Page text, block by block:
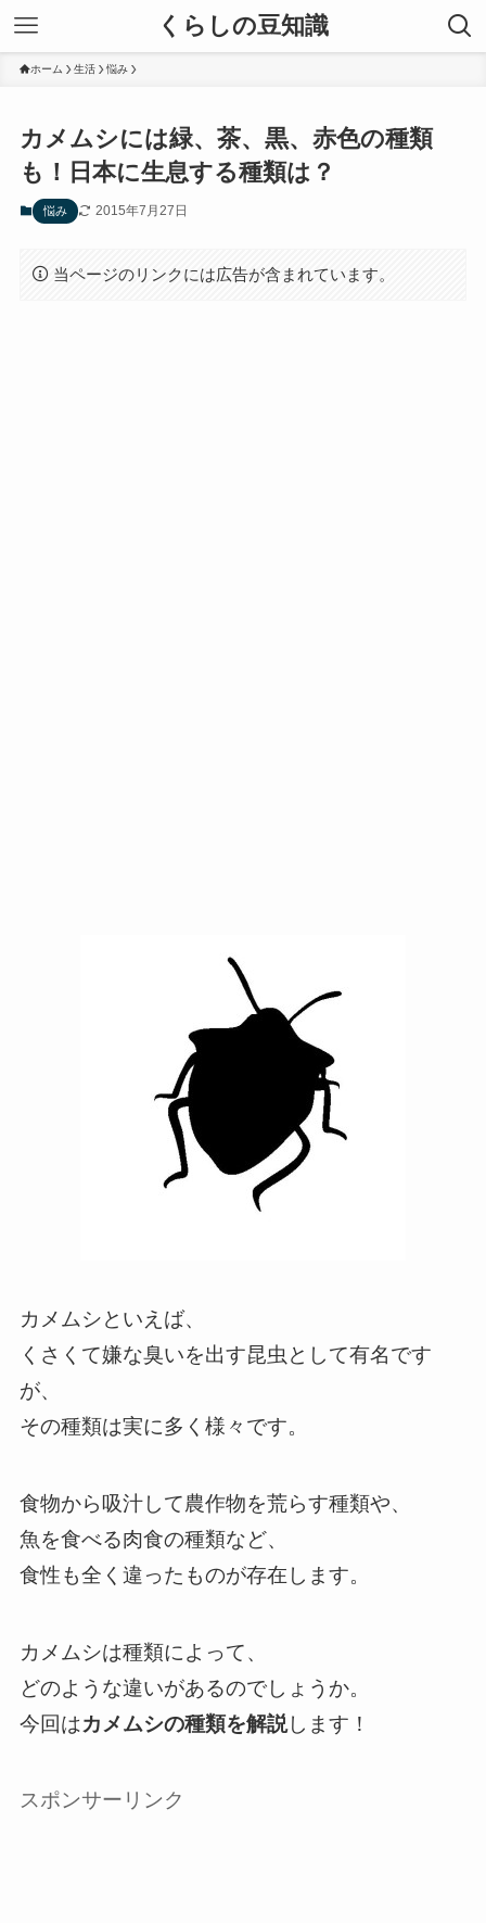
くらしの豆知識
ホーム 生活 悩み
カメムシには緑、茶、黒、赤色の種類
も！日本に生息する種類は？
悩み 2015年7月27日
当ページのリンクには広告が含まれています。
カメムシといえば、
くさくて嫌な臭いを出す昆虫として有名です
が、
その種類は実に多く様々です。
食物から吸汁して農作物を荒らす種類や、
魚を食べる肉食の種類など、
食性も全く違ったものが存在します。
カメムシは種類によって、
どのような違いがあるのでしょうか。
今回はカメムシの種類を解説します！
スポンサーリンク